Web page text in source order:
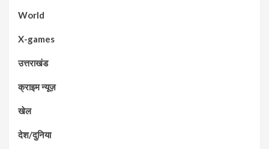
World
X-games
उत्तराखंड
क्राइम न्यूज़
खेल
देश/दुनिया